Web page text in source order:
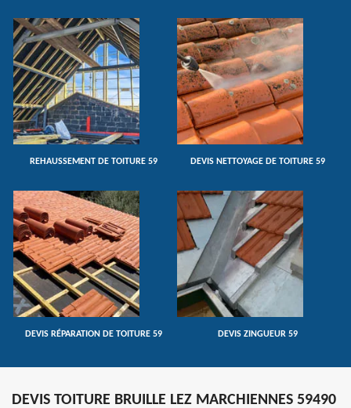
REHAUSSEMENT DE TOITURE 59 DEVIS NETTOYAGE DE TOITURE 59
DEVIS RÉPARATION DE TOITURE 59 DEVIS ZINGUEUR 59
DEVIS TOITURE BRUILLE LEZ MARCHIENNES 59490